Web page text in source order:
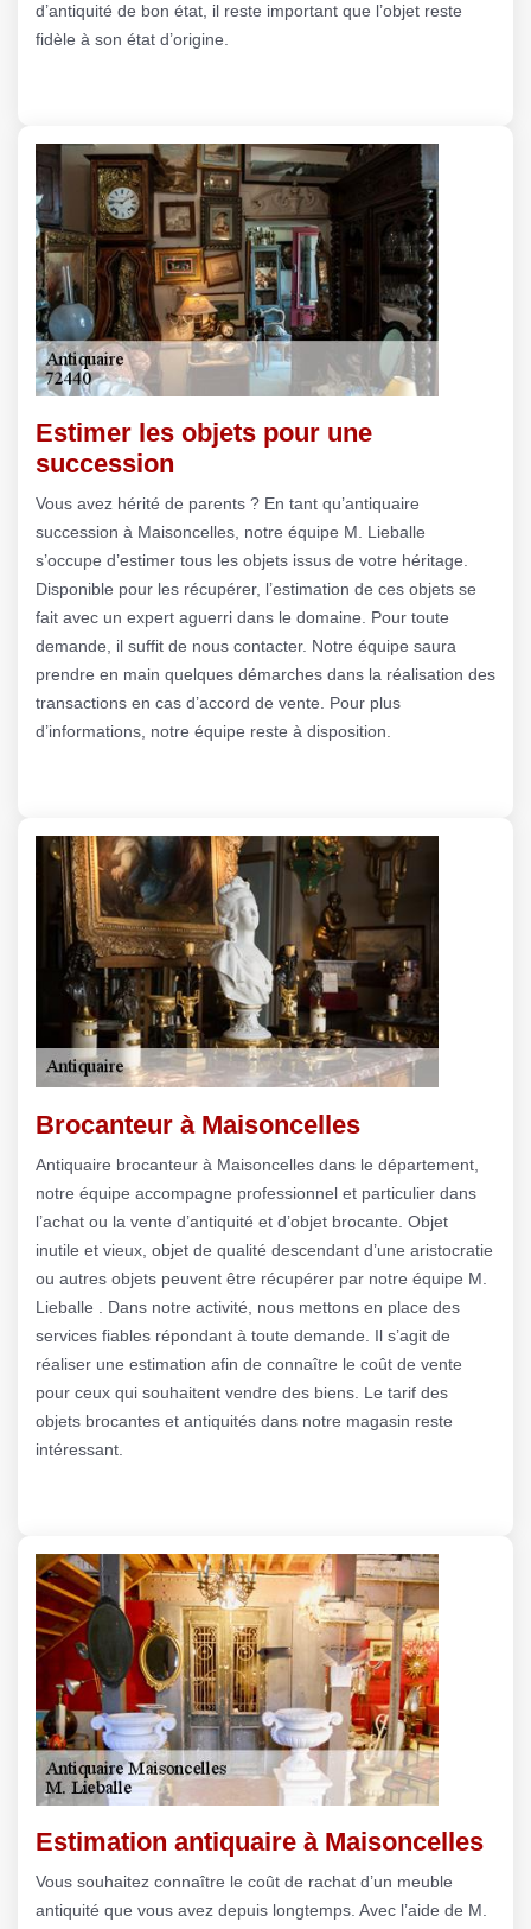
d’antiquité de bon état, il reste important que l’objet reste
fidèle à son état d’origine.
Estimer les objets pour une
succession
Vous avez hérité de parents ? En tant qu’antiquaire
succession à Maisoncelles, notre équipe M. Lieballe
s’occupe d’estimer tous les objets issus de votre héritage.
Disponible pour les récupérer, l’estimation de ces objets se
fait avec un expert aguerri dans le domaine. Pour toute
demande, il suffit de nous contacter. Notre équipe saura
prendre en main quelques démarches dans la réalisation des
transactions en cas d’accord de vente. Pour plus
d’informations, notre équipe reste à disposition.
Brocanteur à Maisoncelles
Antiquaire brocanteur à Maisoncelles dans le département,
notre équipe accompagne professionnel et particulier dans
l’achat ou la vente d’antiquité et d’objet brocante. Objet
inutile et vieux, objet de qualité descendant d’une aristocratie
ou autres objets peuvent être récupérer par notre équipe M.
Lieballe . Dans notre activité, nous mettons en place des
services fiables répondant à toute demande. Il s’agit de
réaliser une estimation afin de connaître le coût de vente
pour ceux qui souhaitent vendre des biens. Le tarif des
objets brocantes et antiquités dans notre magasin reste
intéressant.
Estimation antiquaire à Maisoncelles
Vous souhaitez connaître le coût de rachat d’un meuble
antiquité que vous avez depuis longtemps. Avec l’aide de M.